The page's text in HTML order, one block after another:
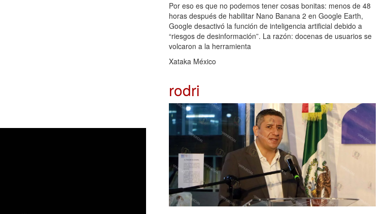
Por eso es que no podemos tener cosas bonitas: menos de 48
horas después de habilitar Nano Banana 2 en Google Earth,
Google desactivó la función de inteligencia artificial debido a
“riesgos de desinformación”. La razón: docenas de usuarios se
volcaron a la herramienta
Xataka México
rodri